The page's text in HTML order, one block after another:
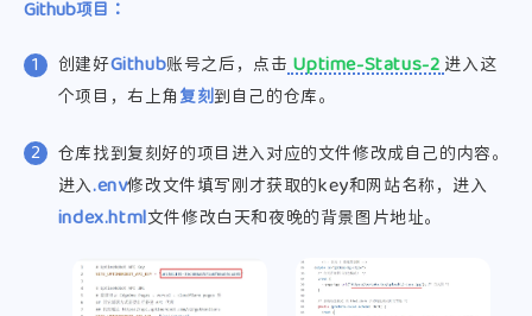
Github项目：
创建好Github账号之后，点击 Uptime-Status-2 进入这
个项目， 右上角 复刻 到自己的仓库。
仓库找到复刻好的项目进入对应的文件修改成自己的内容。
进入 .env修改文件填写刚才获取的key和网站名称，进入
index.html 文件修改白天和夜晚的背景图片地址。